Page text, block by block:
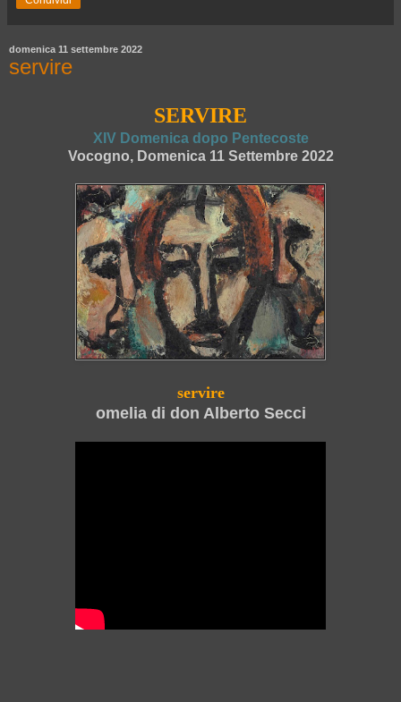
domenica 11 settembre 2022
servire
SERVIRE
XIV Domenica dopo Pentecoste
Vocogno, Domenica 11 Settembre 2022
servire
omelia di don Alberto Secci